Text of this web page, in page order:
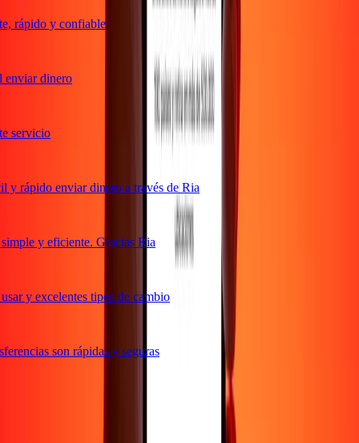
rápido y confiable
dinero
rápido enviar dinero a través de Ria
y eficiente. Gracias Ria
y excelentes tipos de cambio
son rápidas y seguras